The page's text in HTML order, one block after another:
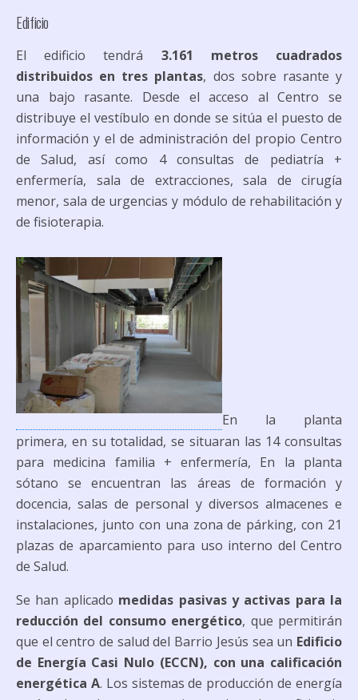
Edificio
El edificio tendrá 3.161 metros cuadrados
distribuidos en tres plantas, dos sobre rasante y
una bajo rasante. Desde el acceso al Centro se
distribuye el vestíbulo en donde se sitúa el puesto de
información y el de administración del propio Centro
de Salud, así como 4 consultas de pediatría +
enfermería, sala de extracciones, sala de cirugía
menor, sala de urgencias y módulo de rehabilitación y
de fisioterapia.
En la planta
primera, en su totalidad, se situaran las 14 consultas
para medicina familia + enfermería, En la planta
sótano se encuentran las áreas de formación y
docencia, salas de personal y diversos almacenes e
instalaciones, junto con una zona de párking, con 21
plazas de aparcamiento para uso interno del Centro
de Salud.
Se han aplicado medidas pasivas y activas para la
reducción del consumo energético, que permitirán
que el centro de salud del Barrio Jesús sea un Edificio
de Energía Casi Nulo (ECCN), con una calificación
energética A. Los sistemas de producción de energía